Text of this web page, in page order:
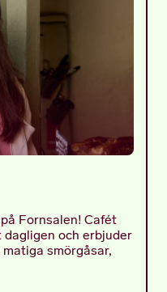
Fornsalen! Cafét
och erbjuder
smörgåsar,